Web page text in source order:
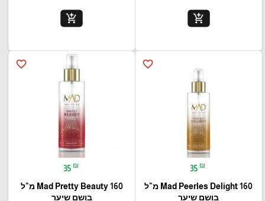
add_shopping_cart
add_shopping_cart
favorite_border
35 ₪
Mad Peerles Delight 160 מ"ל
בושם שיער
favorite_border
35 ₪
Mad Pretty Beauty 160 מ"ל
בושם שיער